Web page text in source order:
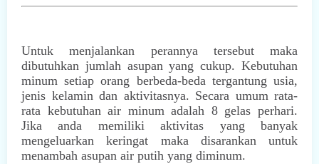
Untuk menjalankan perannya tersebut maka
dibutuhkan jumlah asupan yang cukup. Kebutuhan
minum setiap orang berbeda-beda tergantung usia,
jenis kelamin dan aktivitasnya. Secara umum rata-
rata kebutuhan air minum adalah 8 gelas perhari.
Jika anda memiliki aktivitas yang banyak
mengeluarkan keringat maka disarankan untuk
menambah asupan air putih yang diminum.